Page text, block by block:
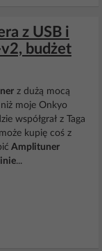
z USB i
budżet
z dużą mocą
moje Onkyo
współgrał z Taga
kupię coś z
Amplituner
...